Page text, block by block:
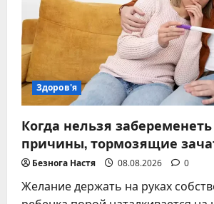
Здоров'я
Когда нельзя
причины, тормозящие
Безнога Настя 08.08.2026 0
Желание держать на руках